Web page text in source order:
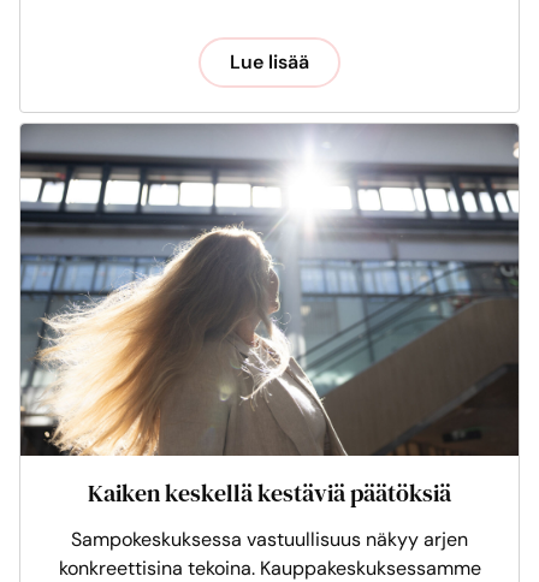
Lue lisää
Kaiken keskellä kestäviä päätöksiä
Sampokeskuksessa vastuullisuus näkyy arjen
konkreettisina tekoina. Kauppakeskuksessamme